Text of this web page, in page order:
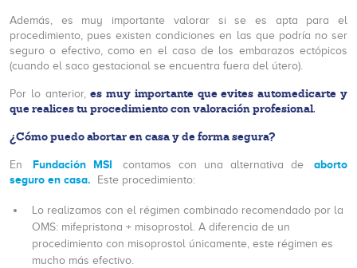
Además, es muy importante valorar si se es apta para el
procedimiento, pues existen condiciones en las que podría no ser
seguro o efectivo, como en el caso de los embarazos ectópicos
(cuando el saco gestacional se encuentra fuera del útero).
Por lo anterior,es muy importante que evites automedicarte y
que realices tu procedimiento con valoración profesional.
¿Cómo puedo abortar en casa y de forma segura?
En Fundación MSI contamos con una alternativa de
aborto
seguro en casa.
Este procedimiento:
Lo realizamos con el régimen combinado recomendado por la
OMS: mifepristona + misoprostol. A diferencia de un
procedimiento con misoprostol únicamente, este régimen es
mucho más efectivo.